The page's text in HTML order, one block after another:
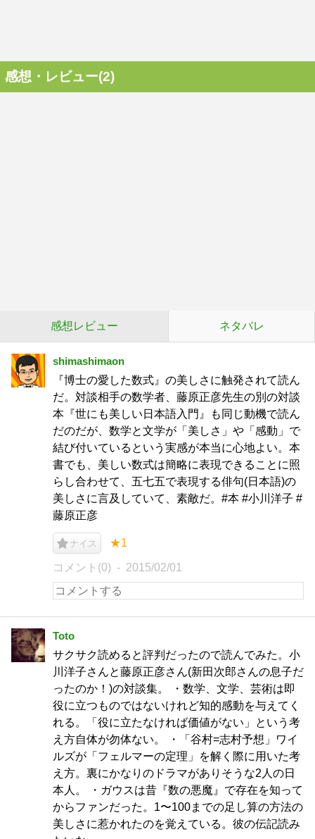
感想・レビュー(2)
感想レビュー ネタバレ
shimashimaon
『博士の愛した数式』の美しさに触発されて読ん
だ。対談相手の数学者、藤原正彦先生の別の対談
本『世にも美しい日本語入門』も同じ動機で読ん
だのだが、数学と文学が「美しさ」や「感動」で
結び付いているという実感が本当に心地よい。本
書でも、美しい数式は簡略に表現できることに照
らし合わせて、五七五で表現する俳句(日本語)の
美しさに言及していて、素敵だ。#本 #小川洋子 #
藤原正彦
ナイス ★1
コメント(0) 2015/02/01
Toto
サクサク読めると評判だったので読んでみた。小
川洋子さんと藤原正彦さん(新田次郎さんの息子だ
ったのか！)の対談集。 ・数学、文学、芸術は即
役に立つものではないけれど知的感動を与えてく
れる。「役に立たなければ価値がない」という考
え方自体が勿体ない。 ・「谷村=志村予想」ワイ
ルズが「フェルマーの定理」を解く際に用いた考
え方。裏にかなりのドラマがありそうな2人の日
本人。 ・ガウスは昔『数の悪魔』で存在を知って
からファンだった。1〜100までの足し算の方法の
美しさに惹かれたのを覚えている。彼の伝記読み